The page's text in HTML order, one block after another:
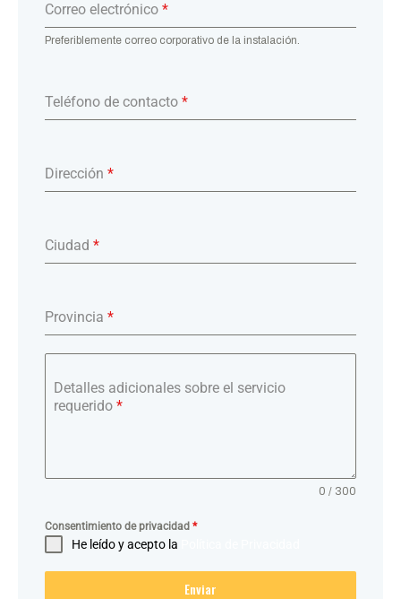
Correo electrónico *
Preferiblemente correo corporativo de la instalación.
Teléfono de contacto *
Dirección *
Ciudad *
Provincia *
Detalles adicionales sobre el servicio
requerido *
0 / 300
Consentimiento de privacidad *
He leído y acepto la
Enviar